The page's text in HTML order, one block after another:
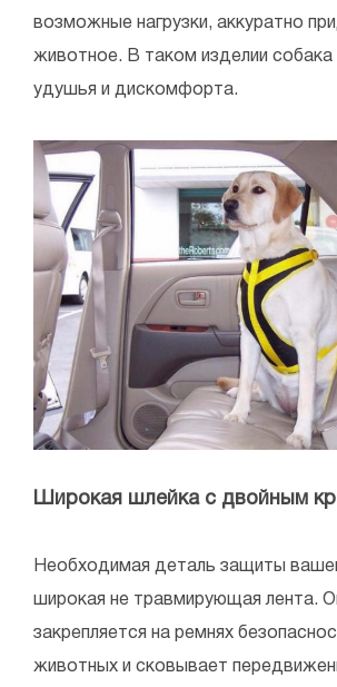
возможные нагрузки, аккуратно
животное. В таком изделии собака
удушья и дискомфорта.
Широкая шлейка с двойным
Необходимая деталь защиты
широкая не травмирующая лента.
закрепляется на ремнях
животных и сковывает